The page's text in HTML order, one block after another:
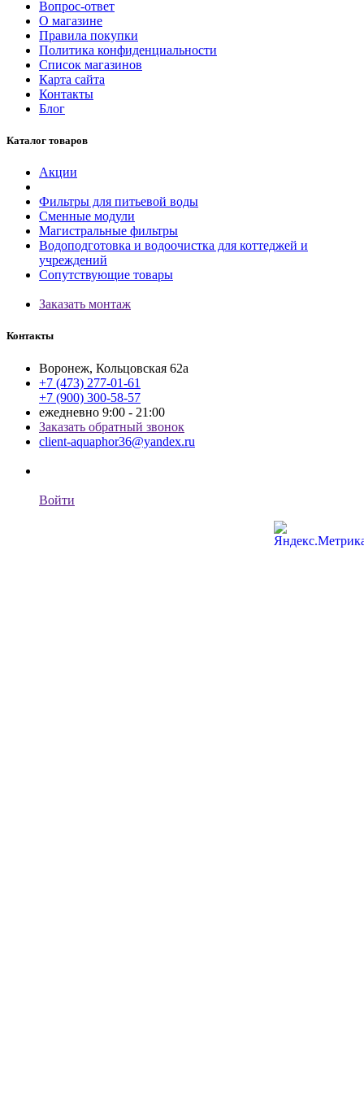
Вопрос-ответ
О магазине
Правила покупки
Политика конфиденциальности
Список магазинов
Карта сайта
Контакты
Блог
Каталог товаров
Акции
Фильтры для питьевой воды
Сменные модули
Магистральные фильтры
Водоподготовка и водоочистка для коттеджей и
учреждений
Сопутствующие товары
Заказать монтаж
Контакты
Воронеж, Кольцовская 62а
+7 (473) 277-01-61
+7 (900) 300-58-57
ежедневно 9:00 - 21:00
Заказать обратный звонок
client-aquaphor36@yandex.ru
Войти